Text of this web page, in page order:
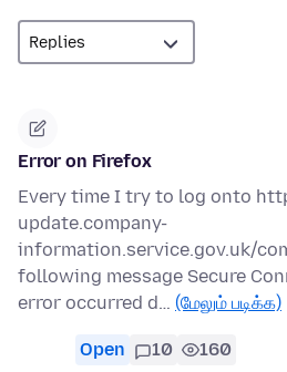
Error on Firefox
Every time I try to log onto
update.company-
information.service.gov.uk/
following message Secure
error occurred d… (மேலும் படிக்க)
Open 10 160